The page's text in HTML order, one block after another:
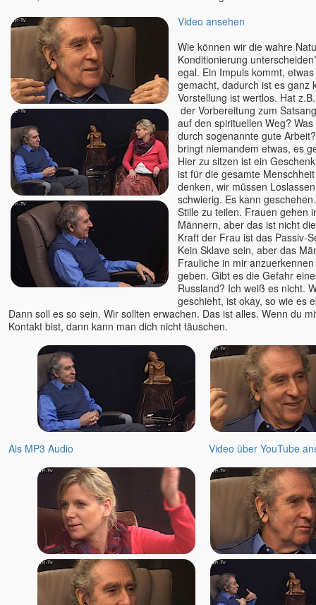
Video ansehen
Wie können wir die wahre
Konditionierung
egal. Ein Impuls kommt,
gemacht, dadurch ist es ganz
Vorstellung ist wertlos. Hat
der Vorbereitung zum
auf den spirituellen Weg?
durch sogenannte gute
bringt niemandem etwas, es
Hier zu sitzen ist ein
ist für die gesamte
denken, wir müssen
schwierig. Es kann
Stille zu teilen. Frauen gehen
Männern, aber das ist nicht
Kraft der Frau ist das Passiv-
Kein Sklave sein, aber das
Frauliche in mir
geben. Gibt es die Gefahr
Russland? Ich weiß es nicht.
geschieht, ist okay, so wie es
Dann soll es so sein. Wir sollten erwachen. Das ist alles. Wenn du
Kontakt bist, dann kann man dich nicht täuschen.
Als MP3 Audio Video über YouTube